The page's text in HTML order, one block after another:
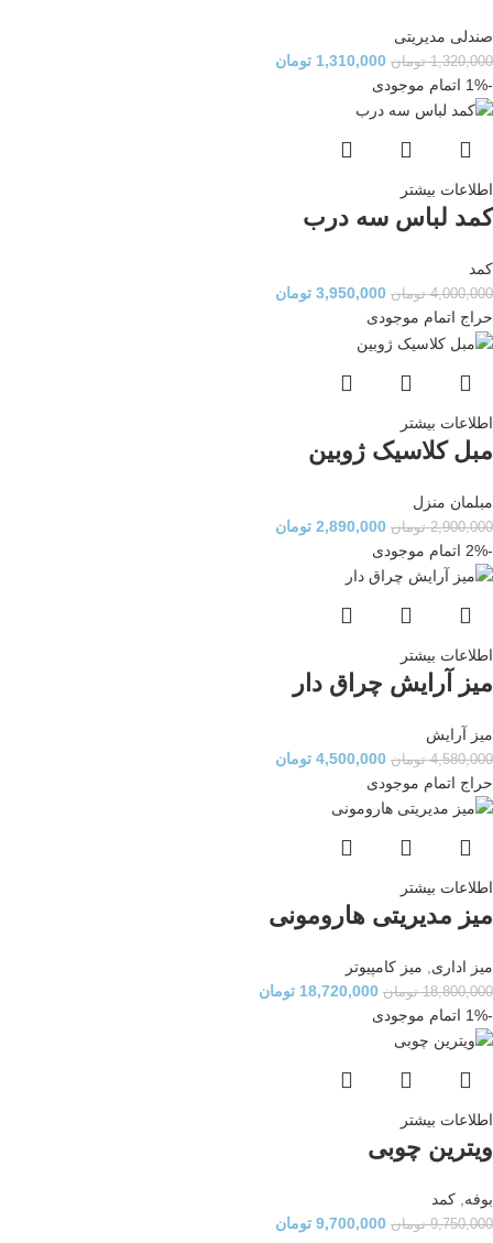
صندلی مدیریتی
1,320,000 تومان 1,310,000 تومان
-1%
اتمام موجودی
اطلاعات بیشتر
کمد لباس سه درب
کمد
4,000,000 تومان 3,950,000 تومان
حراج اتمام موجودی
اطلاعات بیشتر
مبل کلاسیک ژوبین
مبلمان منزل
2,900,000 تومان 2,890,000 تومان
-2%
اتمام موجودی
اطلاعات بیشتر
میز آرایش چراق دار
میز آرایش
4,580,000 تومان 4,500,000 تومان
حراج اتمام موجودی
اطلاعات بیشتر
میز مدیریتی هارومونی
میز اداری میز کامپیوتر
18,800,000 تومان 18,720,000 تومان
-1%
اتمام موجودی
اطلاعات بیشتر
ویترین چوبی
بوفه, کمد
9,750,000 تومان 9,700,000 تومان